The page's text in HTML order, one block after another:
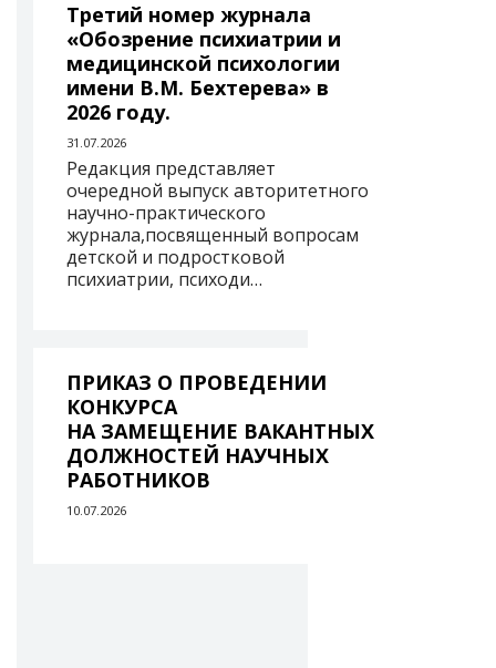
Третий номер журнала
«Обозрение психиатрии и
медицинской психологии
имени В.М. Бехтерева» в
2026 году.
31.07.2026
Редакция представляет
очередной выпуск авторитетного
научно-практического
журнала,посвященный вопросам
детской и подростковой
психиатрии, психоди…
ПРИКАЗ О ПРОВЕДЕНИИ
КОНКУРСА
НА ЗАМЕЩЕНИЕ ВАКАНТНЫХ
ДОЛЖНОСТЕЙ НАУЧНЫХ
РАБОТНИКОВ
10.07.2026